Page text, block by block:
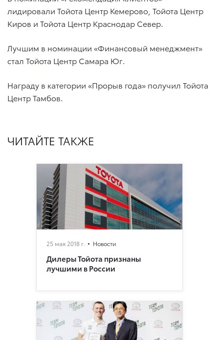
лидировали Тойота Центр Кемерово, Тойота Центр
Киров и Тойота Центр Краснодар Север.
Лучшим в номинации «Финансовый менеджмент»
стал Тойота Центр Самара Юг.
Награду в категории «Прорыв года» получил Тойота
Центр Тамбов.
ЧИТАЙТЕ ТАКЖЕ
25 мая 2018 г. Новости
Дилеры Тойота признаны
лучшими в России